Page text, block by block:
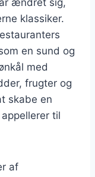
klassiker.
en sund og
med
frugter og
skabe en
til
af